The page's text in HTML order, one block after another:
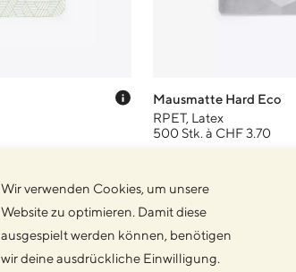
Preis-Tooltip anzeigen
Mausmatte Hard Eco
RPET, Latex
500 Stk. à CHF 3.70
Wir verwenden Cookies, um unsere
Website zu optimieren. Damit diese
ausgespielt werden können, benötigen
wir deine ausdrückliche Einwilligung.